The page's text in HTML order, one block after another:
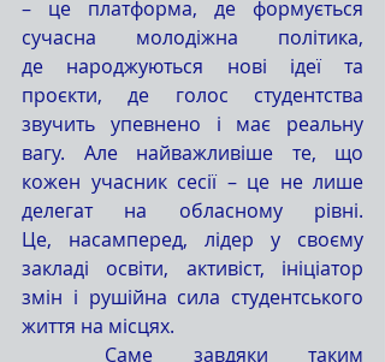
– це платформа, де формується
сучасна молодіжна політика,
де народжуються нові ідеї та
проєкти, де голос студентства
звучить упевнено і має реальну
вагу. Але найважливіше те, що
кожен учасник сесії – це не лише
делегат на обласному рівні.
Це, насамперед, лідер у своєму
закладі освіти, активіст, ініціатор
змін і рушійна сила студентського
життя на місцях.